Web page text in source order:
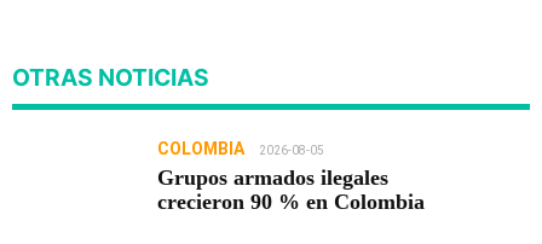
OTRAS NOTICIAS
COLOMBIA 2026-08-05
Grupos armados ilegales
crecieron 90 % en Colombia